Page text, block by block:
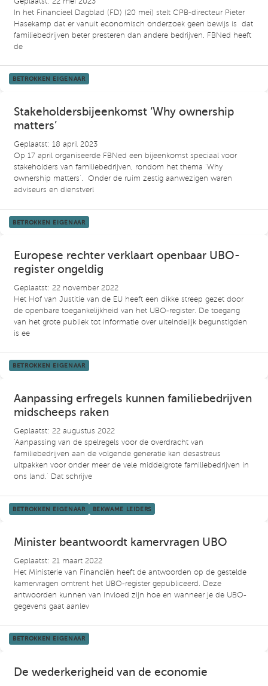
In het Financieel Dagblad (FD) (20 mei) stelt CPB-directeur Pieter
Hasekamp dat er vanuit economisch onderzoek geen bewijs is dat
familiebedrijven beter presteren dan andere bedrijven. FBNed heeft
de
BETROKKEN EIGENAAR
Stakeholdersbijeenkomst ‘Why ownership
matters’
Geplaatst: 18 april 2023
Op 17 april organiseerde FBNed een bijeenkomst speciaal voor
stakeholders van familiebedrijven, rondom het thema ’Why
ownership matters’. Onder de ruim zestig aanwezigen waren
adviseurs en dienstverl
BETROKKEN EIGENAAR
Europese rechter verklaart openbaar UBO-
register ongeldig
Geplaatst: 22 november 2022
Het Hof van Justitie van de EU heeft een dikke streep gezet door
de openbare toegankelijkheid van het UBO-register. De toegang
van het grote publiek tot informatie over uiteindelijk begunstigden
is ee
BETROKKEN EIGENAAR
Aanpassing erfregels kunnen familiebedrijven
midscheeps raken
Geplaatst: 22 augustus 2022
‘Aanpassing van de spelregels voor de overdracht van
familiebedrijven aan de volgende generatie kan desastreus
uitpakken voor onder meer de vele middelgrote familiebedrijven in
ons land.’ Dat schrijve
BETROKKEN EIGENAAR BEKWAME LEIDERS
Minister beantwoordt kamervragen UBO
Geplaatst: 21 maart 2022
Het Ministerie van Financiën heeft de antwoorden op de gestelde
kamervragen omtrent het UBO-register gepubliceerd. Deze
antwoorden kunnen van invloed zijn hoe en wanneer je de UBO-
gegevens gaat aanlev
BETROKKEN EIGENAAR
De wederkerigheid van de economie